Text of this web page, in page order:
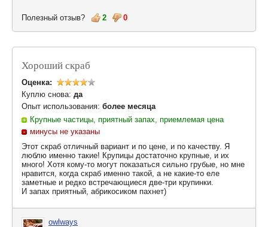
Полезный отзыв? 2 0
Хороший скраб
Оценка:
Куплю снова: да
Опыт использования: более месяца
Крупные частицы, приятный запах, приемлемая цена
минусы не указаны
Этот скраб отличный вариант и по цене, и по качеству. Я
люблю именно такие! Крупицы достаточно крупные, и их
много! Хотя кому-то могут показаться сильно грубые, но мне
нравится, когда скраб именно такой, а не какие-то еле
заметные и редко встречающиеся две-три крупинки.
И запах приятный, абрикосиком пахнет)
owlways